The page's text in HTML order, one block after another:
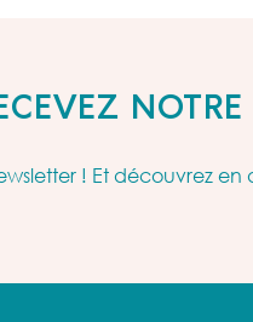
! Et découvrez